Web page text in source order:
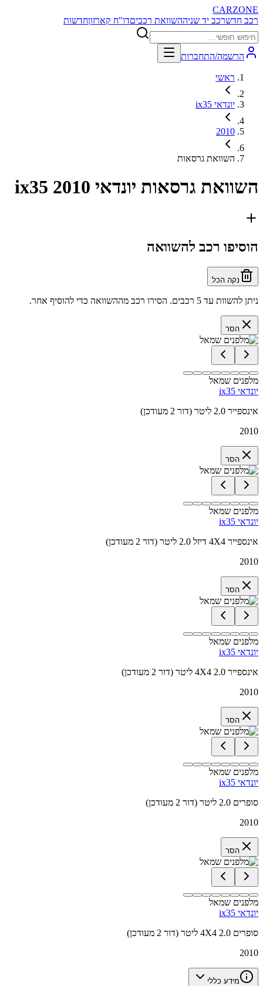
CARZONE
רכב חדשרכב יד שניההשוואת רכביםדו"ח קארזוןחדשות
הרשמה/התחברות
ראשי
יונדאי ix35
2010
השוואת גרסאות
השוואת גרסאות יונדאי ix35 2010
הוסיפו רכב להשוואה
נקה הכל
ניתן להשוות עד 5 רכבים. הסירו רכב מההשוואה כדי להוסיף אחר.
הסר
מלפנים שמאל
יונדאי ix35
אינספייר 2.0 ליטר (דור 2 מעודכן)
2010
הסר
מלפנים שמאל
יונדאי ix35
אינספייר 4X4 דיזל 2.0 ליטר (דור 2 מעודכן)
2010
הסר
מלפנים שמאל
יונדאי ix35
אינספייר 4X4 2.0 ליטר (דור 2 מעודכן)
2010
הסר
מלפנים שמאל
יונדאי ix35
סופרים 2.0 ליטר (דור 2 מעודכן)
2010
הסר
מלפנים שמאל
יונדאי ix35
סופרים 4X4 2.0 ליטר (דור 2 מעודכן)
2010
מידע כללי